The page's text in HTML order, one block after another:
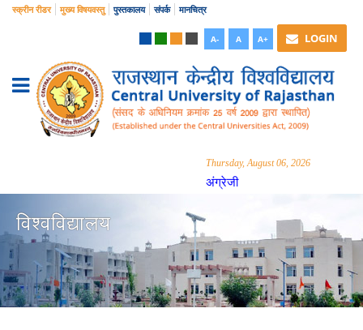
स्क्रीन रीडर मुख्य विषयवस्तु पुस्तकालय संपर्क मानचित्र
A- A A+ LOGIN
Thursday, August 06, 2026
अंग्रेजी
विश्वविद्यालय